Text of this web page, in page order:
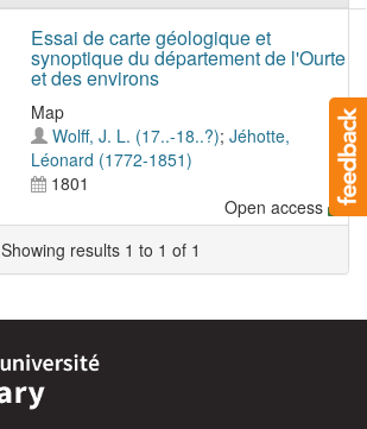
Essai de carte géologique et
synoptique du département de l'Ourte
et des environs
Map
Wolff, J. L. (17..-18..?); Jéhotte,
Léonard (1772-1851)
1801
Open access
Showing results 1 to 1 of 1